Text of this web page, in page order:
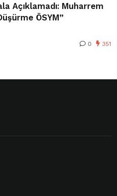
Açıklamadı: Muharrem
ÖSYM”
0 351